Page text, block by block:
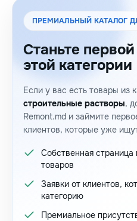
ПРЕМИАЛЬНЫЙ КАТАЛОГ
Станьте
этой категории
Если у вас есть товары из
строительные растворы,
Remont.md и займите
клиентов, которые уже
Собственная страница
товаров
Заявки от клиентов,
категорию
Премиальное